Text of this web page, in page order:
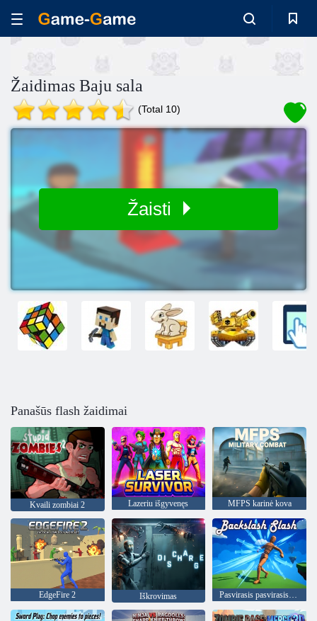
Žaidimas Baju sala
(Total 10)
Žaisti
Panašūs flash žaidimai
Kvaili zombiai 2 Lazeriu išgyvenęs MFPS karinė kova
EdgeFire 2 Iškrovimas Pasvirasis pasvirasis brūkšnys